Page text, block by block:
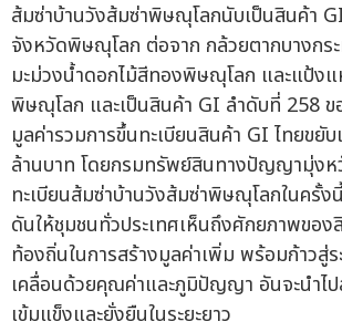
ส้มซ่าบ้านวังส้มซ่าพิษณุโลกนับเป็นสินค้า
จังหวัดพิษณุโลก ต่อจาก กล้วยตากบางก
มะม่วงน้ำดอกไม้สีทองพิษณุโลก และแป้ง
พิษณุโลก และเป็นสินค้า GI ลำดับที่ 258 ข
มูลค่ารวมการขึ้นทะเบียนสินค้า GI ไทยขยั
ล้านบาท โดยกรมทรัพย์สินทางปัญญามุ่งห
ทะเบียนส้มซ่าบ้านวังส้มซ่าพิษณุโลกในครั้ง
ดันให้ชุมชนทั่วประเทศเห็นถึงศักยภาพขอ
ท้องถิ่นในการสร้างมูลค่าเพิ่ม พร้อมก้าวสู่
เคลื่อนด้วยคุณค่าและภูมิปัญญา อันจะนำไป
เข้มแข็งและยั่งยืนในระยะยาว